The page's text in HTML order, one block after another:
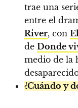
trae una
entre el
River, con
de Donde
medio de la
¿Cuándo y